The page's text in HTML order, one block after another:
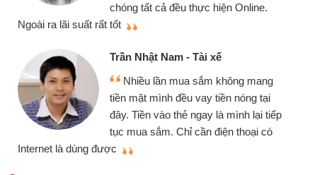
chóng tất cả đều thực hiện Online.
Ngoài ra lãi suất rất tốt
Trần Nhật Nam - Tài xế
Nhiều lần mua sắm không mang
tiền mặt mình đều vay tiền nóng tại
đây. Tiền vào thẻ ngay là mình lại tiếp
tục mua sắm. Chỉ cần điện thoại có
Internet là dùng được